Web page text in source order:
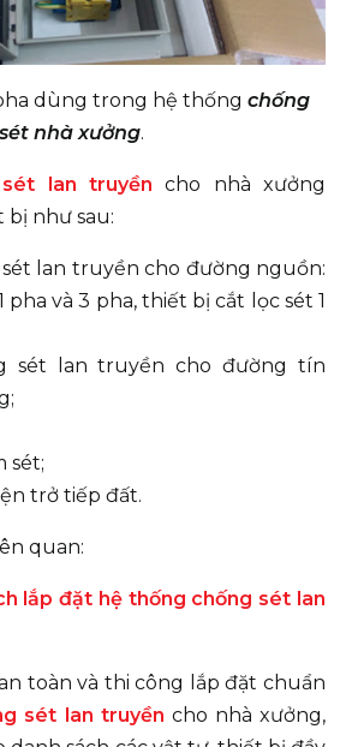
dùng trong hệ thống chống
sét nhà xưởng.
lan truyền cho nhà xưởng
như sau:
lan truyền cho đường nguồn:
pha và 3 pha, thiết bị cắt lọc sét 1
sét lan truyền cho đường tín
sét;
trở tiếp đất.
quan:
lắp đặt hệ thống chống sét lan
toàn và thi công lắp đặt chuẩn
sét lan truyền cho nhà xưởng,